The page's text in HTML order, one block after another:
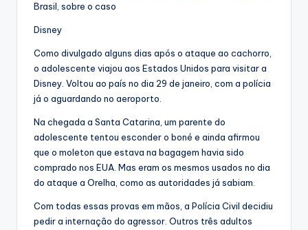
Brasil, sobre o caso
Disney
Como divulgado alguns dias após o ataque ao cachorro,
o adolescente viajou aos Estados Unidos para visitar a
Disney. Voltou ao país no dia 29 de janeiro, com a polícia
já o aguardando no aeroporto.
Na chegada a Santa Catarina, um parente do
adolescente tentou esconder o boné e ainda afirmou
que o moleton que estava na bagagem havia sido
comprado nos EUA. Mas eram os mesmos usados no dia
do ataque a Orelha, como as autoridades já sabiam.
Com todas essas provas em mãos, a Polícia Civil decidiu
pedir a internação do agressor. Outros três adultos